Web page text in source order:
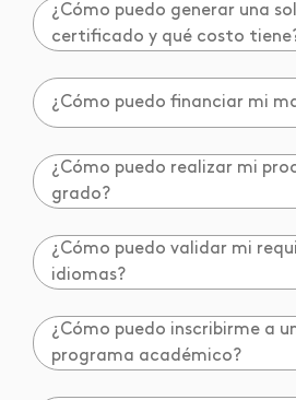
¿Cómo puedo generar una
certificado y qué costo
¿Cómo puedo financiar mi
¿Cómo puedo realizar mi
grado?
¿Cómo puedo validar mi
idiomas?
¿Cómo puedo inscribirme a
programa académico?